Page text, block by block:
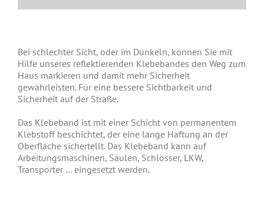
Bei schlechter Sicht, oder im Dunkeln, können Sie mit
Hilfe unseres reflektierenden Klebebandes den Weg zum
Haus markieren und damit mehr Sicherheit
gewährleisten. Für eine bessere Sichtbarkeit und
Sicherheit auf der Straße.
Das Klebeband ist mit einer Schicht von permanentem
Klebstoff beschichtet, der eine lange Haftung an der
Oberfläche sichertellt. Das Klebeband kann auf
Arbeitungsmaschinen, Säulen, Schlösser, LKW,
Transporter … eingesetzt werden.